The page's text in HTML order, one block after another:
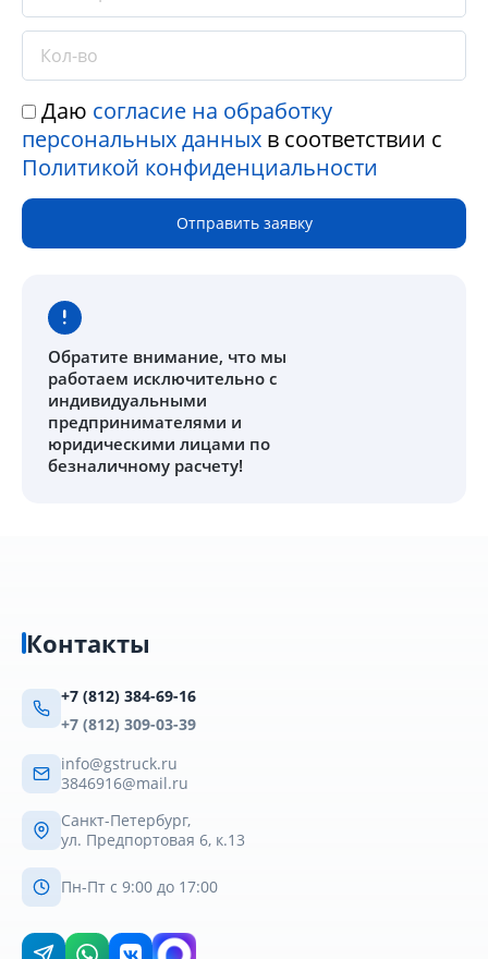
Даю согласие на обработку
персональных данных в соответствии с
Политикой конфиденциальности
Отправить заявку
Обратите внимание, что мы
работаем исключительно с
индивидуальными
предпринимателями и
юридическими лицами по
безналичному расчету!
Контакты
+7 (812) 384-69-16
+7 (812) 309-03-39
info@gstruck.ru
3846916@mail.ru
Санкт-Петербург,
ул. Предпортовая 6, к.13
Пн-Пт с 9:00 до 17:00